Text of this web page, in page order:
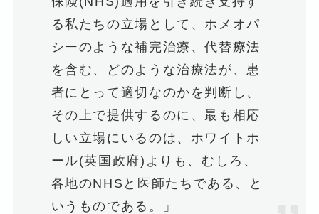
る私たちの立場として、ホメオパ
シーのような補完治療、代替療法
を含む、どのような治療法が、患
者にとって適切なのかを判断し、
その上で提供するのに、最も相応
しい立場にいるのは、ホワイトホ
ール(英国政府)よりも、むしろ、
各地のNHSと医師たちである、と
いうものである。」